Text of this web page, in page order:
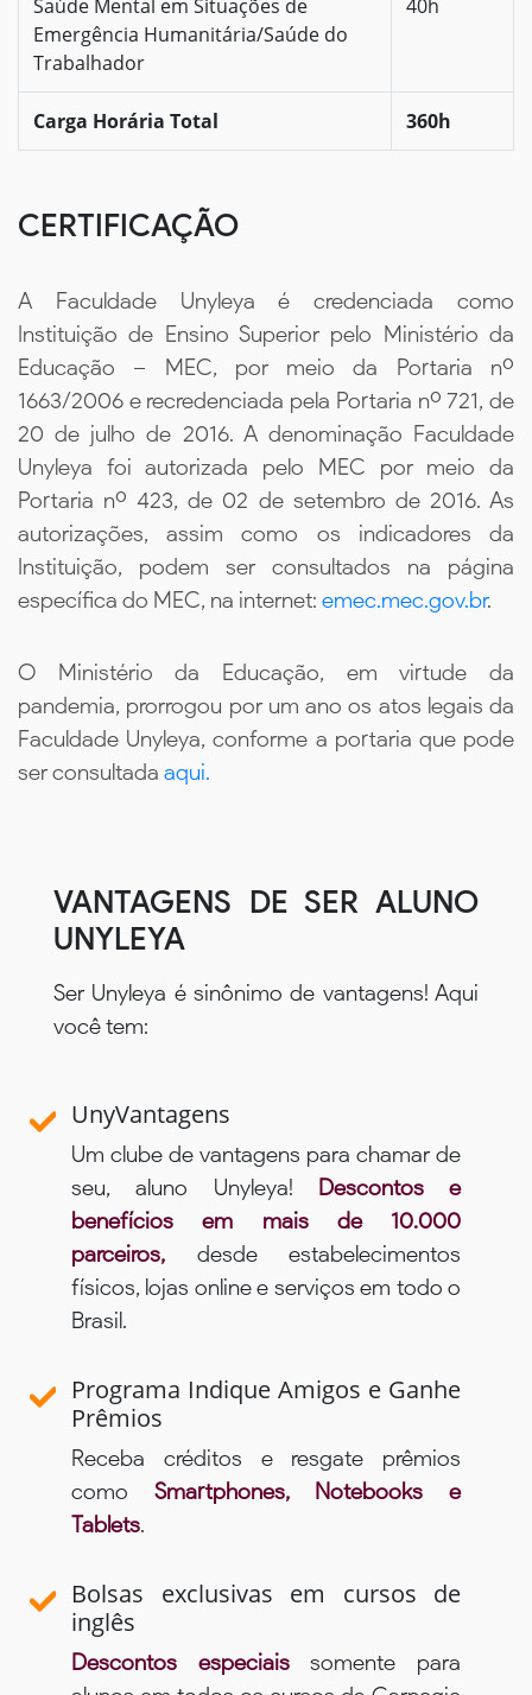
Saúde Mental em Situações de
Emergência Humanitária/Saúde do
Trabalhador
40h
Carga Horária Total 360h
CERTIFICAÇÃO
A Faculdade Unyleya é credenciada como
Instituição de Ensino Superior pelo Ministério da
Educação – MEC, por meio da Portaria nº
1663/2006 e recredenciada pela Portaria nº 721, de
20 de julho de 2016. A denominação Faculdade
Unyleya foi autorizada pelo MEC por meio da
Portaria nº 423, de 02 de setembro de 2016. As
autorizações, assim como os indicadores da
Instituição, podem ser consultados na página
específica do MEC, na internet: emec.mec.gov.br.
O Ministério da Educação, em virtude da
pandemia, prorrogou por um ano os atos legais da
Faculdade Unyleya, conforme a portaria que pode
ser consultada aqui.
VANTAGENS DE SER ALUNO
UNYLEYA
Ser Unyleya é sinônimo de vantagens! Aqui
você tem:
UnyVantagens
Um clube de vantagens para chamar de
seu, aluno Unyleya! Descontos e
benefícios em mais de 10.000
parceiros, desde estabelecimentos
físicos, lojas online e serviços em todo o
Brasil.
Programa Indique Amigos e Ganhe
Prêmios
Receba créditos e resgate prêmios
como Smartphones, Notebooks e
Tablets.
Bolsas exclusivas em cursos de
inglês
Descontos especiaissomente para